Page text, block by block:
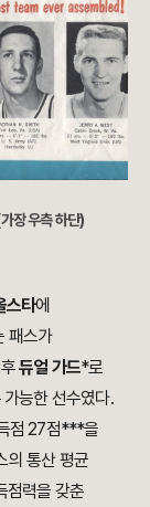
장 우측 하단)
스타에
패스가
후듀얼 가드*로
능한 선수였다.
점 27점***을
의 통산 평균
점력을 갖춘